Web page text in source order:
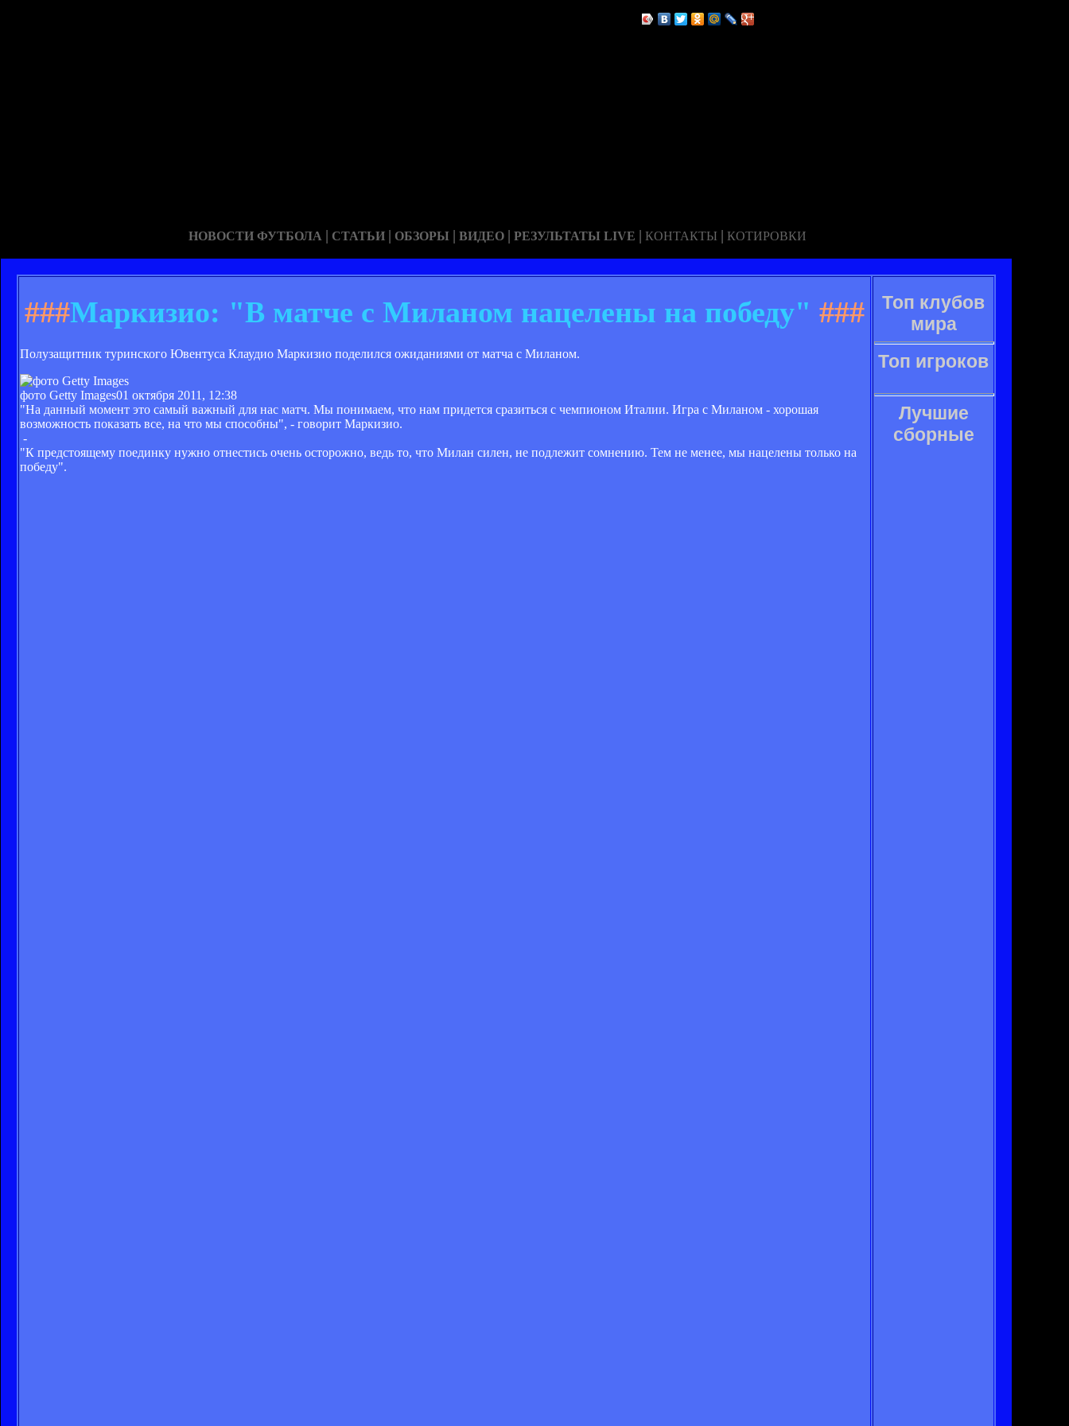
НОВОСТИ ФУТБОЛА | СТАТЬИ | ОБЗОРЫ | ВИДЕО | РЕЗУЛЬТАТЫ LIVE | КОНТАКТЫ | КОТИРОВКИ
###Маркизио: "В матче с Миланом нацелены на победу" ###
Полузащитник туринского Ювентуса Клаудио Маркизио поделился ожиданиями от матча с Миланом.
фото Getty Images01 октября 2011, 12:38
"На данный момент это самый важный для нас матч. Мы понимаем, что нам придется сразиться с чемпионом Италии. Игра с Миланом - хорошая
возможность показать все, на что мы способны", - говорит Маркизио.
-
"К предстоящему поединку нужно отнестись очень осторожно, ведь то, что Милан силен, не подлежит сомнению. Тем не менее, мы нацелены только на
победу".
Топ клубов
мира
Топ игроков
Лучшие
сборные